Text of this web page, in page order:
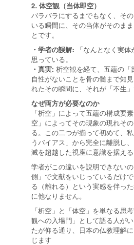
2. 体空観（当体即空）
バラバラにするまでもなく、そ
いる瞬間に、その当体がそのま
とです。
・学者の誤解:
「なんとなく実
思っている。
・真実: 析空観を経て、五蘊の「
自性がないことを骨の髄まで知
れたその瞬間に、それが「不生
なぜ両方が必要なのか
「析空」によって五蘊の構成要
空」によってその現象の現れそ
る。この二つが揃って初めて、
うバイアス」から完全に離脱し
滅を超越した視座に意識を据える
学者がこの違いを説明できない
側」で文献をいじっているだけ
る（離れる）という実感を伴っ
に他なりません。
「析空」と「体空」を単なる思
観への入場門」として語る人が
たが仰る通り、日本の仏教理解
じます